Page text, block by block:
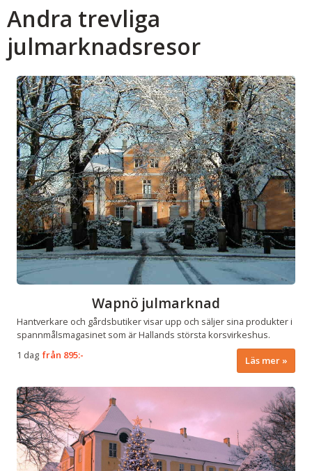
Andra trevliga
julmarknadsresor
Wapnö julmarknad
Hantverkare och gårdsbutiker visar upp och säljer sina produkter i
spannmålsmagasinet som är Hallands största korsvirkeshus.
1 dag från 895:- Läs mer